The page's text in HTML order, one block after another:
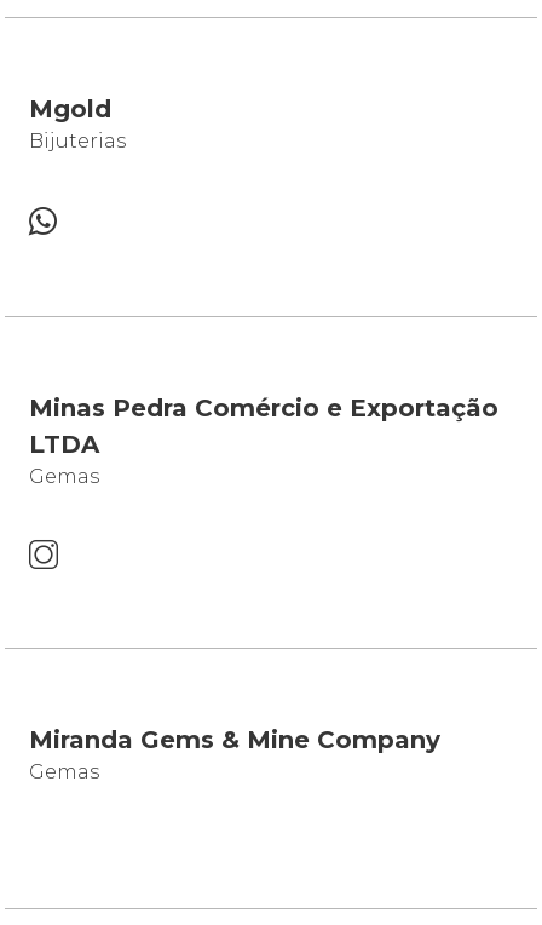
Mgold
Bijuterias
Minas Pedra Comércio e Exportação
LTDA
Gemas
Miranda Gems & Mine Company
Gemas